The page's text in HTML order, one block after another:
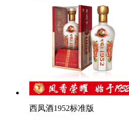
西凤酒1952标准版